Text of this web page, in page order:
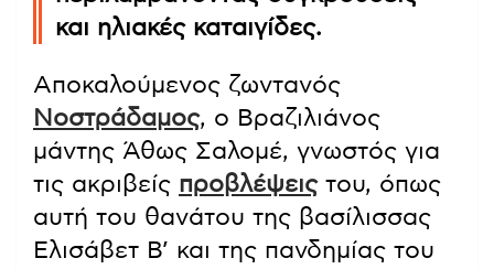
και ηλιακές καταιγίδες.
Αποκαλούμενος ζωντανός
Νοστράδαμος, ο Βραζιλιάνος
μάντης Άθως Σαλομέ, γνωστός για
τις ακριβείς προβλέψειςτου, όπως
αυτή του θανάτου της βασίλισσας
Ελισάβετ Β’ και της πανδημίας του